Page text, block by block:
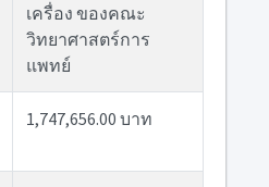
เครื่อง ของคณะ
วิทยาศาสตร์การ
แพทย์
1,747,656.00 บาท